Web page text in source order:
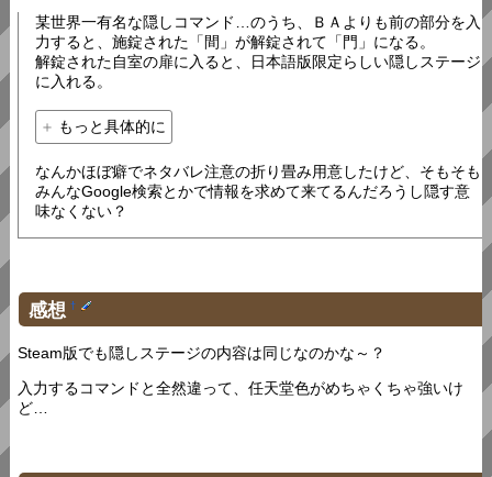
某世界一有名な隠しコマンド…のうち、ＢＡよりも前の部分を入
力すると、施錠された「間」が解錠されて「門」になる。
解錠された自室の扉に入ると、日本語版限定らしい隠しステージ
に入れる。
もっと具体的に
なんかほぼ癖でネタバレ注意の折り畳み用意したけど、そもそも
みんなGoogle検索とかで情報を求めて来てるんだろうし隠す意
味なくない？
感想 †
Steam版でも隠しステージの内容は同じなのかな～？
入力するコマンドと全然違って、任天堂色がめちゃくちゃ強いけ
ど…